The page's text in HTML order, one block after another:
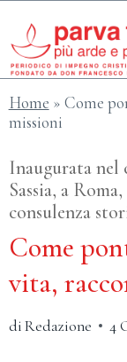
contenuto
Home » Come
missioni
Inaugurata nel
Sassia, a
consulenza
Come
vita,
diRedazione 4